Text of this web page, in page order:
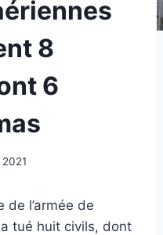
8
6
de l’armée de
tué huit civils, dont